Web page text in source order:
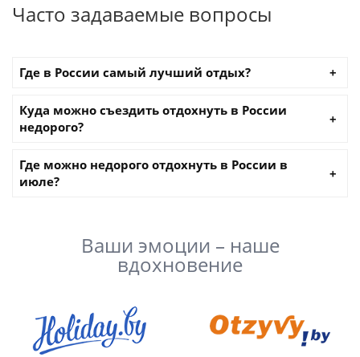
Часто задаваемые вопросы
Где в России самый лучший отдых?
Куда можно съездить отдохнуть в России
недорого?
Где можно недорого отдохнуть в России в
июле?
Ваши эмоции – наше
вдохновение